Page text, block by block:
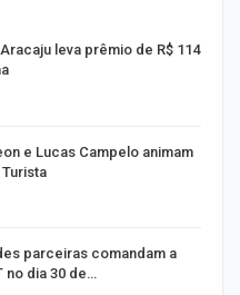
leva prêmio de R$ 114
e Lucas Campelo animam
parceiras comandam a
no dia 30 de…